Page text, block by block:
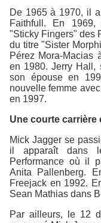
De 1965 à 1970, il
Faithfull. En 1969,
"Sticky Fingers" des
du titre "Sister
Pérez Mora-Macias
en 1980. Jerry Hall,
son épouse en
nouvelle femme
en 1997.
Une courte
Mick Jagger se
il apparaît dans
Performance où il
Anita Pallenberg.
Freejack en 1992.
Sean Mathias dans
Par ailleurs, le 12